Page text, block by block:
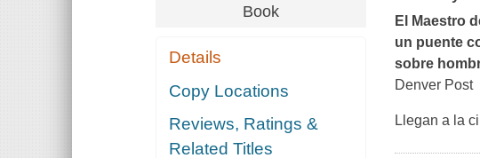
Book
Details
Copy Locations
Reviews, Ratings &
Related Titles
El Maestro
un puente
sobre
Denver Post
Llegan a la